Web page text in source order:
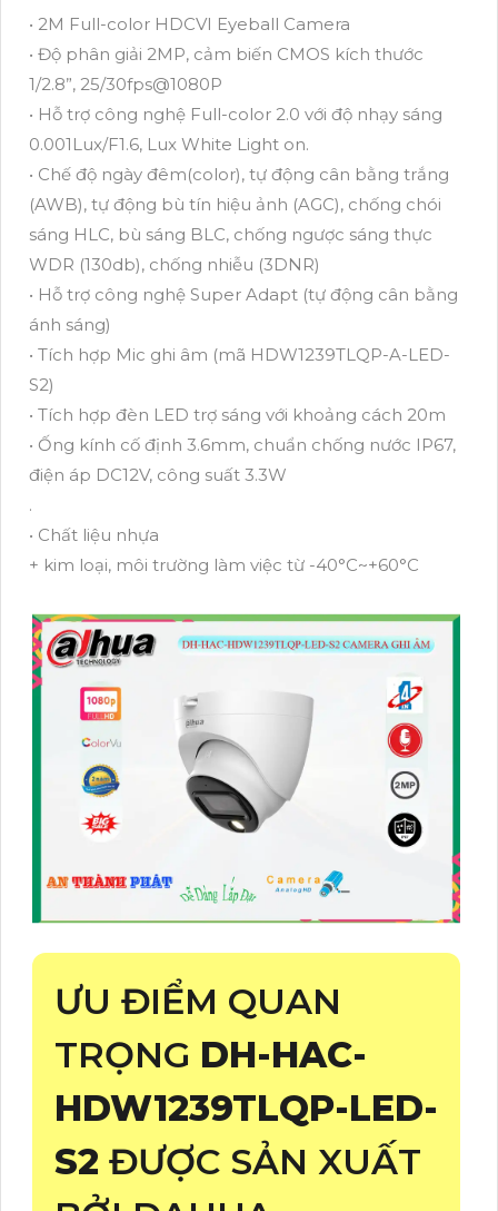
• 2M Full-color HDCVI Eyeball Camera
• Độ phân giải 2MP, cảm biến CMOS kích thước
1/2.8”, 25/30fps@1080P
• Hỗ trợ công nghệ Full-color 2.0 với độ nhạy sáng
0.001Lux/F1.6, Lux White Light on.
• Chế độ ngày đêm(color), tự động cân bằng trắng
(AWB), tự động bù tín hiệu ảnh (AGC), chống chói
sáng HLC, bù sáng BLC, chống ngược sáng thực
WDR (130db), chống nhiễu (3DNR)
• Hỗ trợ công nghệ Super Adapt (tự động cân bằng
ánh sáng)
• Tích hợp Mic ghi âm (mã HDW1239TLQP-A-LED-
S2)
• Tích hợp đèn LED trợ sáng với khoảng cách 20m
• Ống kính cố định 3.6mm, chuẩn chống nước IP67,
điện áp DC12V, công suất 3.3W
.
• Chất liệu nhựa
+ kim loại, môi trường làm việc từ -40°C~+60°C
ƯU ĐIỂM QUAN
TRỌNG DH-HAC-
HDW1239TLQP-LED-
S2 ĐƯỢC SẢN XUẤT